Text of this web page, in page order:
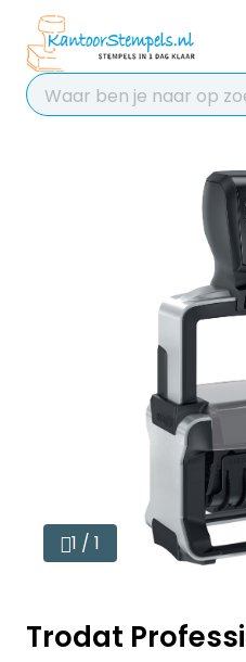
Chat 24/7
voor hulp
Contact
1 / 1
Trodat